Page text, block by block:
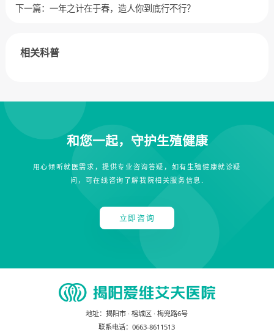
下一篇： 一年之计在于春，造人你到底行不行？
相关科普
和您一起，守护生殖健康
用心倾听就医需求，提供专业咨询答疑，如有生殖健康就诊疑
问，可在线咨询了解我院相关服务信息.
立即咨询
地址：揭阳市 · 榕城区 · 梅兜路6号
联系电话：0663-8611513